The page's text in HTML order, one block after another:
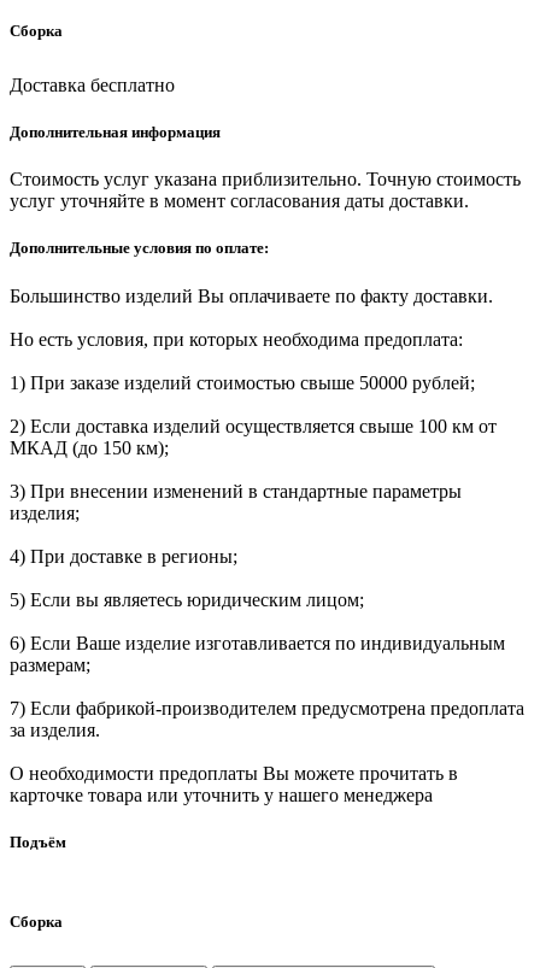
Сборка
Доставка бесплатно
Дополнительная информация
Стоимость услуг указана приблизительно. Точную стоимость
услуг уточняйте в момент согласования даты доставки.
Дополнительные условия по оплате:
Большинство изделий Вы оплачиваете по факту доставки.
Но есть условия, при которых необходима предоплата:
1) При заказе изделий стоимостью свыше 50000 рублей;
2) Если доставка изделий осуществляется свыше 100 км от
МКАД (до 150 км);
3) При внесении изменений в стандартные параметры
изделия;
4) При доставке в регионы;
5) Если вы являетесь юридическим лицом;
6) Если Ваше изделие изготавливается по индивидуальным
размерам;
7) Если фабрикой-производителем предусмотрена предоплата
за изделия.
О необходимости предоплаты Вы можете прочитать в
карточке товара или уточнить у нашего менеджера
Подъём
Сборка